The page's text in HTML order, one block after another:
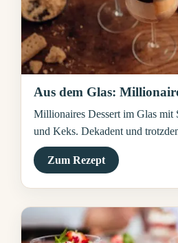
Aus dem Glas:
Millionaires Dessert im Glas mit
und Keks. Dekadent und
Zum Rezept